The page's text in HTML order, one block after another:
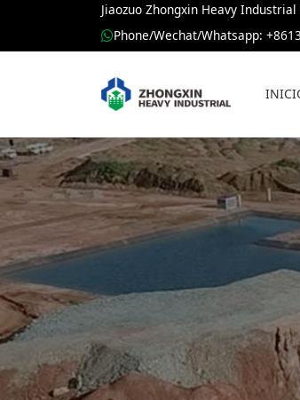
Jiaozuo Zhongxin Heavy
Phone/Wechat/Whatsapp: